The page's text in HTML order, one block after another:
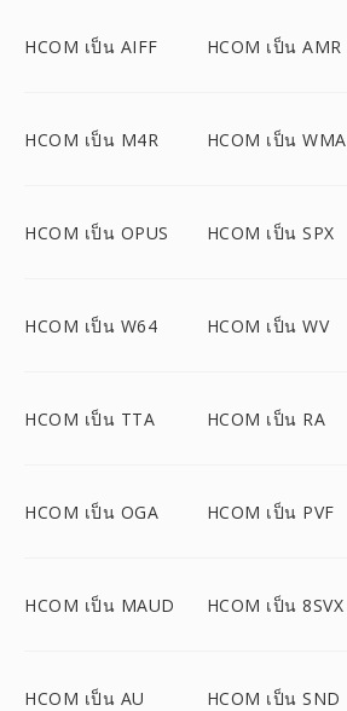
HCOM เป็น AIFF HCOM เป็น AMR
HCOM เป็น M4R HCOM เป็น WMA
HCOM เป็น OPUS HCOM เป็น SPX
HCOM เป็น W64 HCOM เป็น WV
HCOM เป็น TTA HCOM เป็น RA
HCOM เป็น OGA HCOM เป็น PVF
HCOM เป็น MAUD HCOM เป็น 8SVX
HCOM เป็น AU HCOM เป็น SND